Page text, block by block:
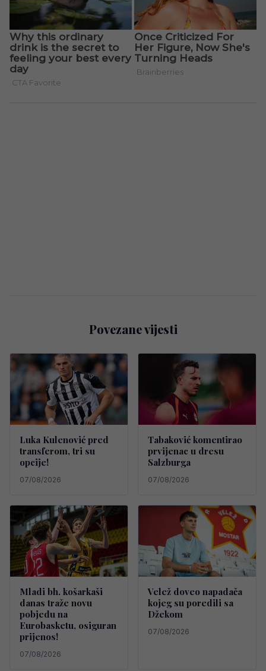
Povezane vijesti
Luka Kulenović pred
transferom, tri su
opcije!
07/08/2026
Tabaković komentirao
prvijenac u dresu
Salzburga
07/08/2026
Mladi bh. košarkaši
danas traže novu
pobjedu na
Eurobasketu, osiguran
prijenos!
07/08/2026
Velež doveo napadača
kojeg su poredili sa
Džekom
07/08/2026